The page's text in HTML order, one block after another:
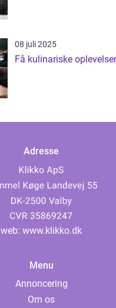
08 juli 2025
Få kulinariske
Adresse
web: www.klikko.dk
Menu
Annoncering
Om os